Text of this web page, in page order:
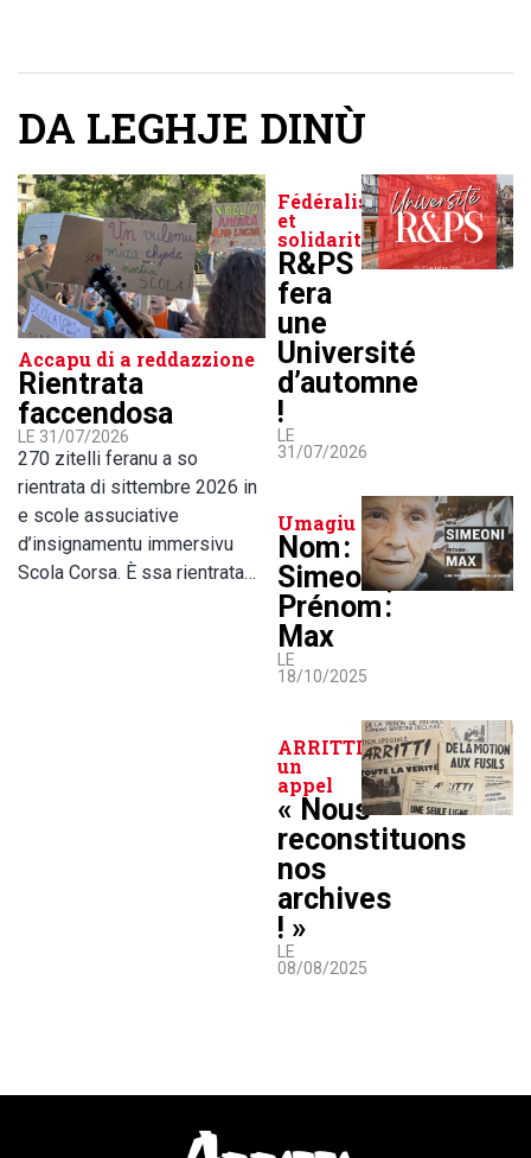
DA LEGHJE DINÙ
Accapu di a reddazzione
Rientrata
faccendosa
LE 31/07/2026
270 zitelli feranu a so
rientrata di sittembre 2026 in
e scole assuciative
d’insignamentu immersivu
Scola Corsa. È ssa rientrata…
Fédéralisme
et
solidarité
R&PS
fera
une
Université
d’automne
!
LE
31/07/2026
Umagiu
Nom :
Simeoni,
Prénom :
Max
LE
18/10/2025
ARRITTI lance
un
appel
« Nous
reconstituons
nos
archives
! »
LE
08/08/2025